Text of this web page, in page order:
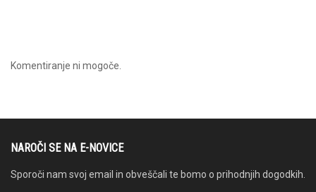
Komentiranje ni mogoče.
NAROČI SE NA E-NOVICE
Sporoči nam svoj email in obveščali te bomo o prihodnjih dogodkih.